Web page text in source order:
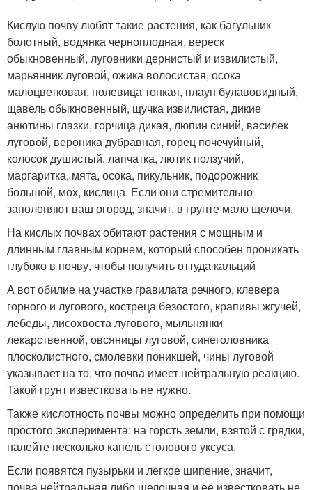
Кислую почву любят такие растения, как багульник
болотный, водянка черноплодная, вереск
обыкновенный, луговники дернистый и извилистый,
марьянник луговой, ожика волосистая, осока
малоцветковая, полевица тонкая, плаун булавовидный,
щавель обыкновенный, щучка извилистая, дикие
анютины глазки, горчица дикая, люпин синий, василек
луговой, вероника дубравная, горец почечуйный,
колосок душистый, лапчатка, лютик ползучий,
маргаритка, мята, осока, пикульник, подорожник
большой, мох, кислица. Если они стремительно
заполоняют ваш огород, значит, в грунте мало щелочи.
На кислых почвах обитают растения с мощным и
длинным главным корнем, который способен проникать
глубоко в почву, чтобы получить оттуда кальций
А вот обилие на участке гравилата речного, клевера
горного и лугового, костреца безостого, крапивы жгучей,
лебеды, лисохвоста лугового, мыльнянки
лекарственной, овсяницы луговой, синеголовника
плосколистного, смолевки поникшей, чины луговой
указывает на то, что почва имеет нейтральную реакцию.
Такой грунт известковать не нужно.
Также кислотность почвы можно определить при помощи
простого эксперимента: на горсть земли, взятой с грядки,
налейте несколько капель столового уксуса.
Если появятся пузырьки и легкое шипение, значит,